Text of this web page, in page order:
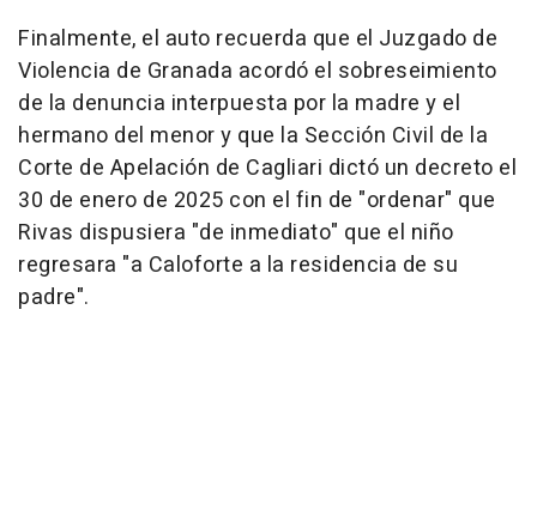
Finalmente, el auto recuerda que el Juzgado de
Violencia de Granada acordó el sobreseimiento
de la denuncia interpuesta por la madre y el
hermano del menor y que la Sección Civil de la
Corte de Apelación de Cagliari dictó un decreto el
30 de enero de 2025 con el fin de "ordenar" que
Rivas dispusiera "de inmediato" que el niño
regresara "a Caloforte a la residencia de su
padre".